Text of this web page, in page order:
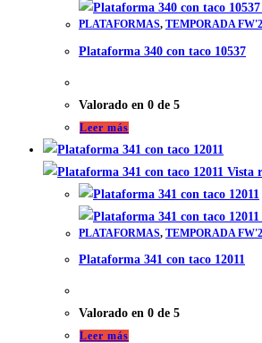
PLATAFORMAS, TEMPORADA
Plataforma 340 con taco 10537
Valorado en 0 de 5
Leer más
Vista
PLATAFORMAS, TEMPORADA
Plataforma 341 con taco 12011
Valorado en 0 de 5
Leer más